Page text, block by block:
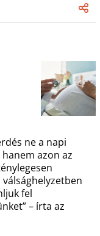
ne a napi
azon az
fel
– írta az